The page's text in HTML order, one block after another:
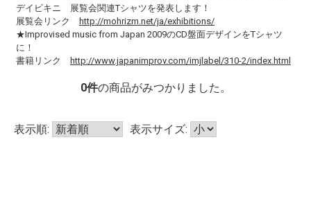
デイビキニ 展覧会関連Tシャツを発表します！
展覧会リンク
http://mohrizm.net/ja/exhibitions/
★Improvised music from Japan 2009のCD盤面デザインをTシャツ
に！
書籍リンク
http://www.japanimprov.com/imjlabel/310-2/index.html
0件の商品がみつかりました。
表示順: 表示サイズ: